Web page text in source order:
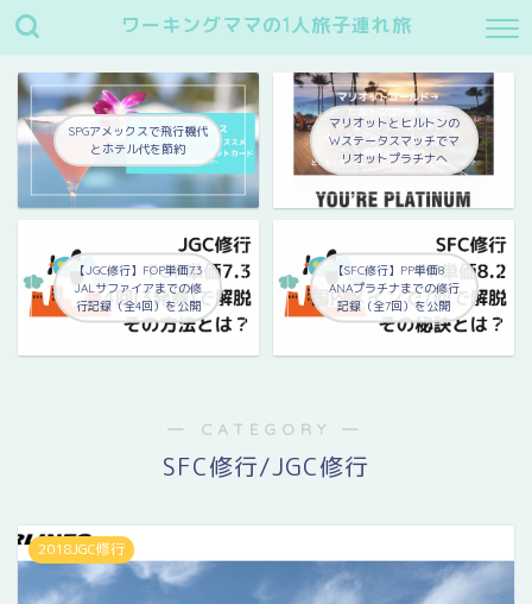
ワーキングママの1人旅子連れ旅
SPGアメックスで飛行機代
とホテル代を節約
マリオットとヒルトンの
Wステータスマッチでマ
リオットプラチナへ
【JGC修行】FOP単価7.3
JALサファイアまでの修
行記録（全4回）を公開
【SFC修行】PP単価8
ANAプラチナまでの修行
記録（全7回）を公開
― CATEGORY ―
SFC修行/JGC修行
2018JGC修行